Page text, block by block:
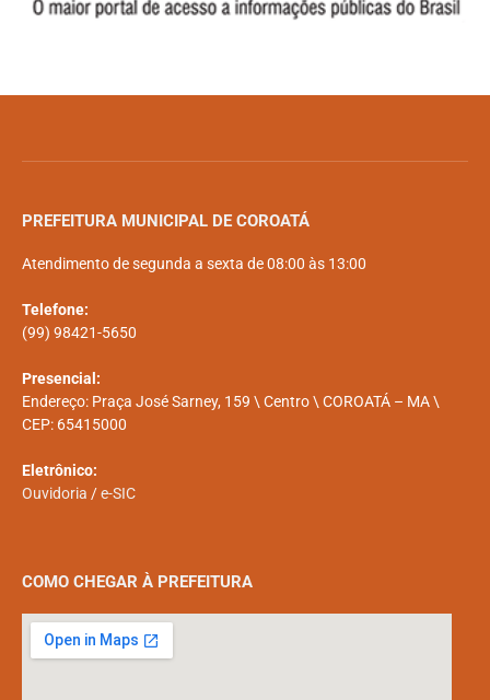
PREFEITURA MUNICIPAL DE COROATÁ
Atendimento de segunda a sexta de 08:00 às 13:00
Telefone:
(99) 98421-5650
Presencial:
Endereço: Praça José Sarney, 159 \ Centro \ COROATÁ – MA \
CEP: 65415000
Eletrônico:
Ouvidoria /e-SIC
COMO CHEGAR À PREFEITURA